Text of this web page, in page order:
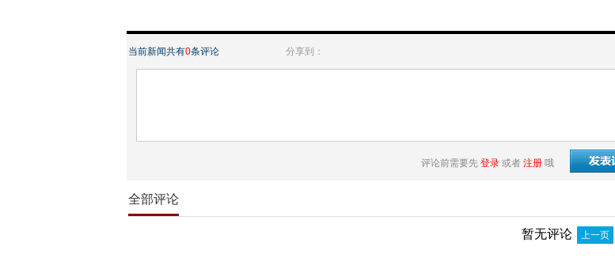
当前新闻共有0条评论 分享到：
评论前需要先 登录 或者 注册 哦
全部评论
暂无评论 上一页